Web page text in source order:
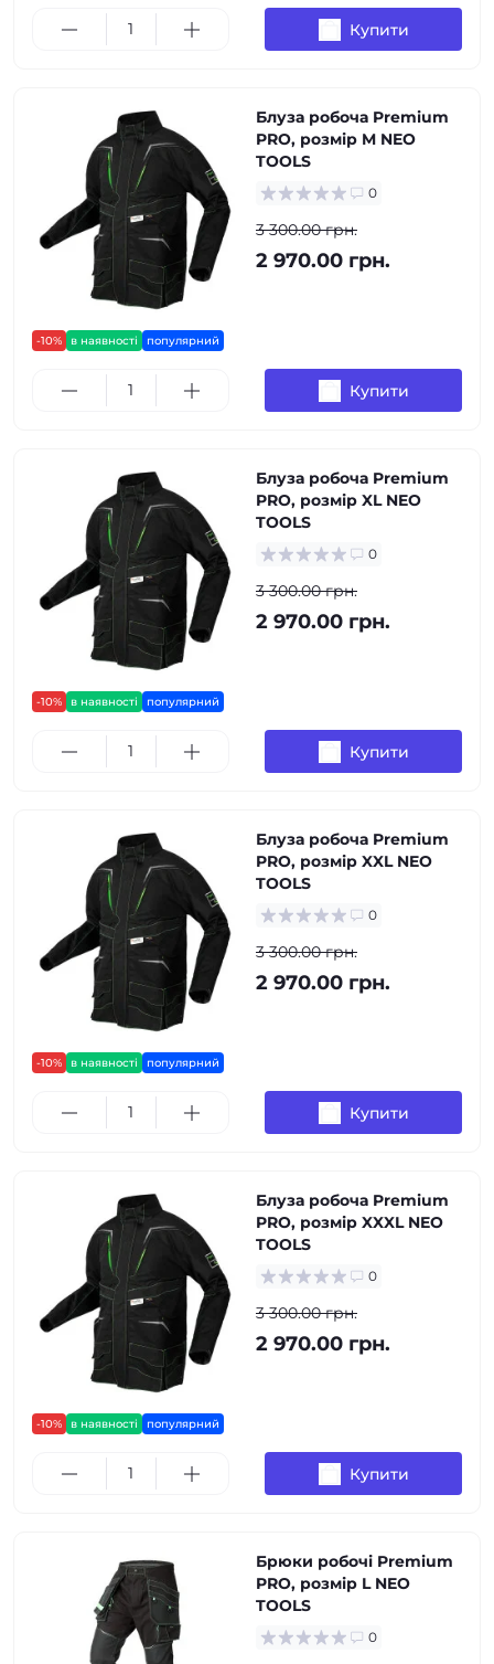
Купити
-10% в наявності популярний
Блуза робоча Premium
PRO, розмір M NEO
TOOLS
0
3 300.00 грн.
2 970.00 грн.
Купити
-10% в наявності популярний
Блуза робоча Premium
PRO, розмір XL NEO
TOOLS
0
3 300.00 грн.
2 970.00 грн.
Купити
-10% в наявності популярний
Блуза робоча Premium
PRO, розмір XXL NEO
TOOLS
0
3 300.00 грн.
2 970.00 грн.
Купити
-10% в наявності популярний
Блуза робоча Premium
PRO, розмір XXXL NEO
TOOLS
0
3 300.00 грн.
2 970.00 грн.
Купити
Брюки робочі Premium
PRO, розмір L NEO
TOOLS
0